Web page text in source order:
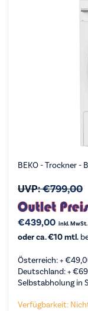
BEKO - Trockner -
UVP:€799,00
€439,00 inkl. MwSt.
oder ca. €10 mtl.
Österreich: +€
Deutschland: +€
Selbstabholung in
Verfügbarkeit: